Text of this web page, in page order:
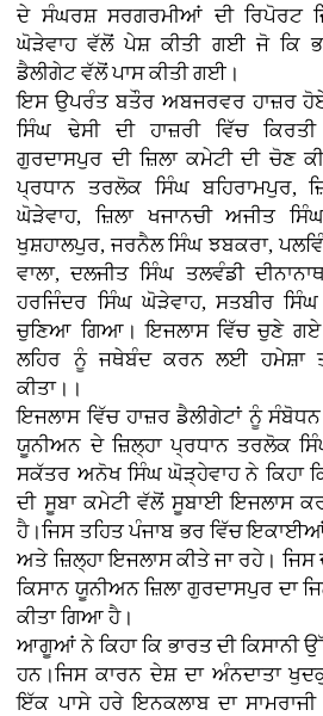
ਦੇ ਸੰਘਰਸ਼ ਸਰਗਰਮੀਆਂ ਦੀ ਰਿਪੋਰਟ
ਘੋੜੇਵਾਹ ਵੱਲੋਂ ਪੇਸ਼ ਕੀਤੀ ਗਈ ਜੋ ਕਿ
ਡੈਲੀਗੇਟ ਵੱਲੋਂ ਪਾਸ ਕੀਤੀ ਗਈ।
ਇਸ ਉਪਰੰਤ ਬਤੌਰ ਅਬਜਰਵਰ ਹਾਜ਼ਰ
ਸਿੰਘ ਢੇਸੀ ਦੀ ਹਾਜ਼ਰੀ ਵਿੱਚ
ਗੁਰਦਾਸਪੁਰ ਦੀ ਜ਼ਿਲਾ ਕਮੇਟੀ ਦੀ ਚੋਣ
ਪ੍ਰਧਾਨ ਤਰਲੋਕ ਸਿੰਘ ਬਹਿਰਾਮਪੁਰ,
ਘੋੜੇਵਾਹ, ਜ਼ਿਲਾ ਖਜਾਨਚੀ ਅਜੀਤ
ਖੁਸ਼ਹਾਲਪੁਰ, ਜਰਨੈਲ ਸਿੰਘ ਝਬਕਰਾ,
ਵਾਲਾ, ਦਲਜੀਤ ਸਿੰਘ ਤਲਵੰਡੀ
ਹਰਜਿੰਦਰ ਸਿੰਘ ਘੋੜੇਵਾਹ, ਸਤਬੀਰ
ਚੁਣਿਆ ਗਿਆ। ਇਜਲਾਸ ਵਿੱਚ ਚੁਣੇ ਗਏ
ਲਹਿਰ ਨੂੰ ਜਥੇਬੰਦ ਕਰਨ ਲਈ ਹਮੇਸ਼ਾ
ਕੀਤਾ।।
ਇਜਲਾਸ ਵਿੱਚ ਹਾਜ਼ਰ ਡੈਲੀਗੇਟਾਂ ਨੂੰ
ਯੂਨੀਅਨ ਦੇ ਜ਼ਿਲ੍ਹਾ ਪ੍ਰਧਾਨ ਤਰਲੋਕ
ਸਕੱਤਰ ਅਨੋਖ ਸਿੰਘ ਘੋੜ੍ਹੇਵਾਹ ਨੇ ਕਿਹਾ
ਦੀ ਸੂਬਾ ਕਮੇਟੀ ਵੱਲੋਂ ਸੂਬਾਈ ਇਜਲਾਸ
ਹੈ।ਜਿਸ ਤਹਿਤ ਪੰਜਾਬ ਭਰ ਵਿੱਚ
ਅਤੇ ਜ਼ਿਲ੍ਹਾ ਇਜਲਾਸ ਕੀਤੇ ਜਾ ਰਹੇ। ਜਿਸ
ਕਿਸਾਨ ਯੂਨੀਅਨ ਜ਼ਿਲਾ ਗੁਰਦਾਸਪੁਰ ਦਾ
ਕੀਤਾ ਗਿਆ ਹੈ।
ਆਗੂਆਂ ਨੇ ਕਿਹਾ ਕਿ ਭਾਰਤ ਦੀ ਕਿਸਾਨੀ
ਹਨ।ਜਿਸ ਕਾਰਨ ਦੇਸ਼ ਦਾ ਅੰਨਦਾਤਾ
ਇੱਕ ਪਾਸੇ ਹਰੇ ਇਨਕਲਾਬ ਦਾ ਸਾਮਰਾਜੀ